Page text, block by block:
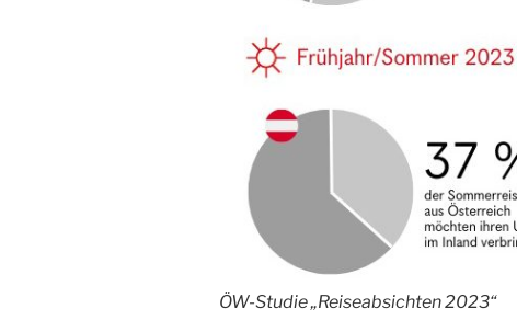
ÖW-Studie „Reiseabsichten 2023“